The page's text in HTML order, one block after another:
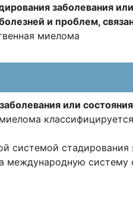
заболевания
и проблем,
миелома
или
системой стадирования
международную систему